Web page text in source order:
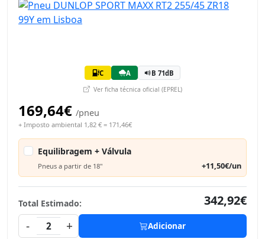
C A B 71dB
Ver ficha técnica oficial (EPREL)
169,64€ /pneu
+ Imposto ambiental 1,82 € = 171,46€
Equilibragem + Válvula
Pneus a partir de 18" +11,50€/un
Total Estimado:
342,92€
-
2 + Adicionar